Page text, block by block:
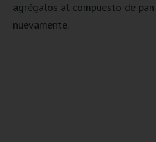
agrégalos al compuesto de pan
nuevamente.